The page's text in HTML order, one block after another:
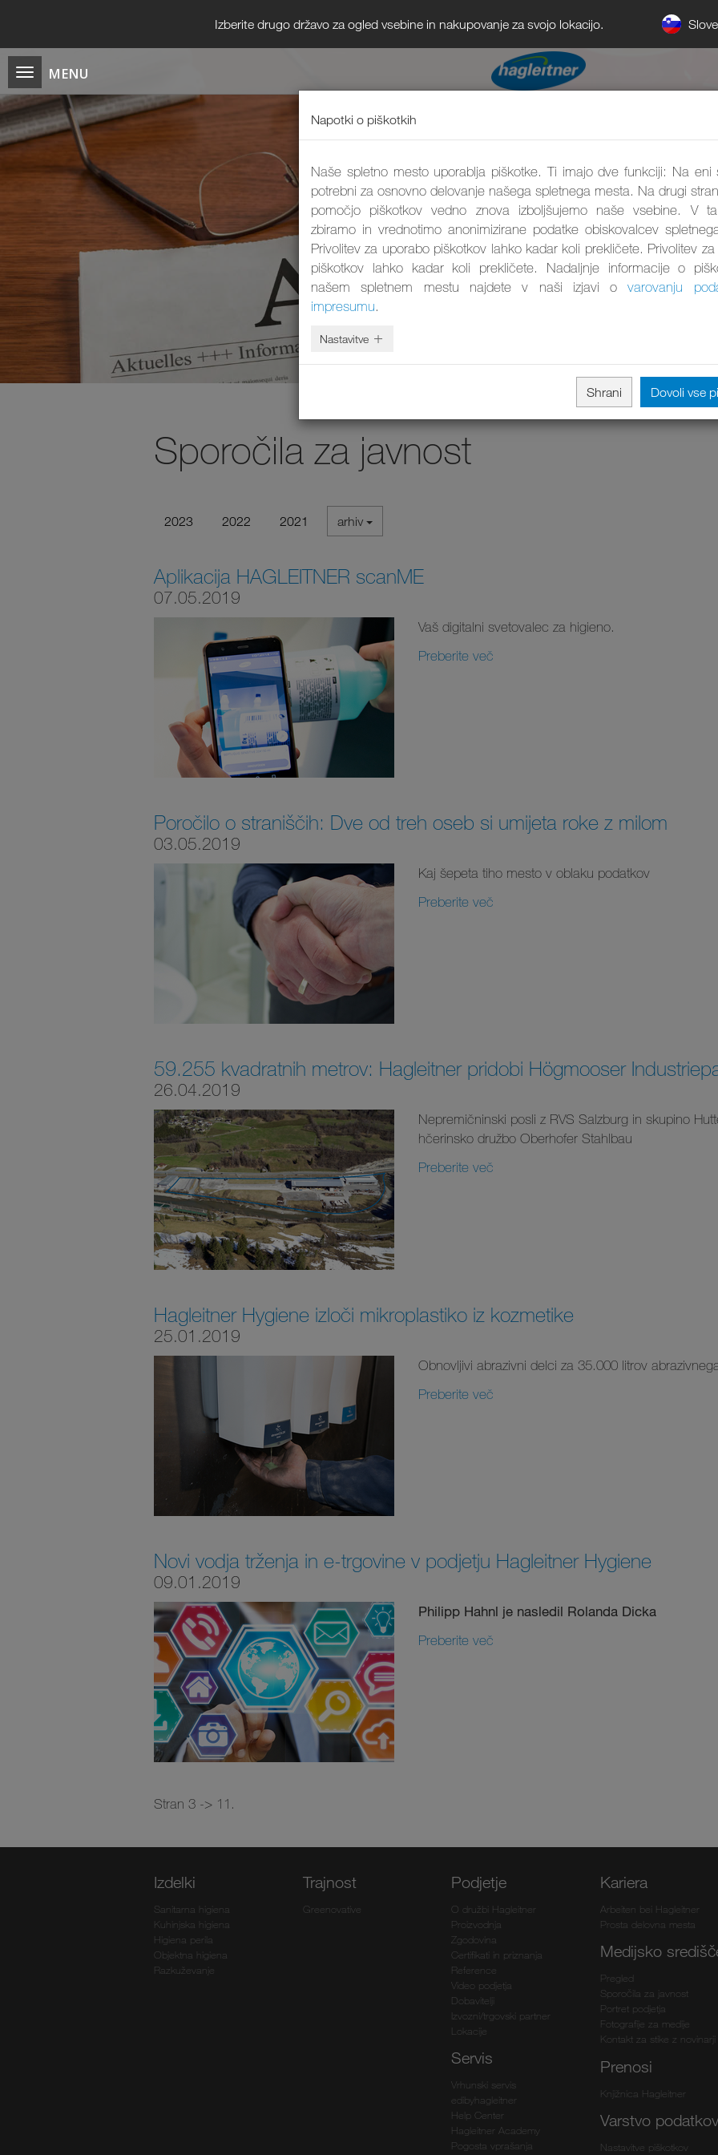
Izberite drugo državo za ogled vsebine in nakupovanje za svojo lokacijo.
Sporočila za javnost
2023 2022 2021 arhiv
Aplikacija HAGLEITNER scanME
07.05.2019
Vaš digitalni svetovalec za higieno.
Preberite več
Poročilo o straniščih: Dve od treh oseb si umijeta roke z milom
03.05.2019
Kaj šepeta tiho mesto v oblaku podatkov
Preberite več
59.255 kvadratnih metrov: Hagleitner pridobi Högmooser
26.04.2019
Nepremičninski posli z RVS Salzburg in skupino
hčerinsko družbo Oberhofer Stahlbau
Preberite več
Hagleitner Hygiene izloči mikroplastiko iz kozmetike
25.01.2019
Obnovljivi abrazivni delci za 35.000 litrov
Preberite več
Novi vodja trženja in e-trgovine v podjetju Hagleitner Hygiene
09.01.2019
Philipp Hahnl je nasledil Rolanda Dicka
Preberite več
Stran 3 -> 11.
Izdelki
Sanitarna higiena
Kuhinjska higiena
Higiena perila
Objektna higiena
Razkuževanje
Trajnost
Greenovative
Podjetje
O družbi Hagleitner
Proizvodnja
Zgodovina
Certifikati in priznanja
Reference
Video podjetja
Dobavitelji
Izvozni/trgovski partner
Lokacije
Servis
Vrhunski servis
edibyhagleitner
Help Center
Hagleitner Academy
Pogosta vprašanja
Kariera
Arbeiten bei Hagleitner
Prosta delovna mesta
Medijsko
Pregled
Sporočila za javnost
Portret podjetja
Fotografije za medije
Kontakt za stike z novinarji
Prenosi
Knjižnica Hagleitner
Varstvo podatkov
Nastavitve piškotkov
Napotki o piškotkih
Naše spletno mesto uporablja piškotke. Ti imajo dve funkciji: Na eni
potrebni za osnovno delovanje našega spletnega mesta. Na drugi
pomočjo piškotkov vedno znova izboljšujemo naše vsebine. V
zbiramo in vrednotimo anonimizirane podatke obiskovalcev
Privolitev za uporabo piškotkov lahko kadar koli prekličete. Privolitev
piškotkov lahko kadar koli prekličete. Nadaljnje informacije o
našem spletnem mestu najdete v naši izjavi ovarovanju
impresumu.
Nastavitve
Shrani Dovoli vse